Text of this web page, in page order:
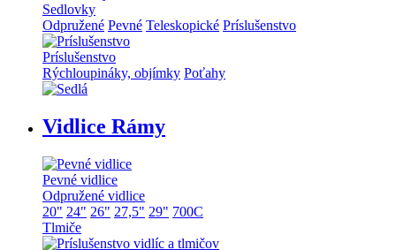
Sedlovky
Odpružené Pevné Teleskopické Príslušenstvo
Príslušenstvo
Rýchloupináky, objímky Poťahy
Vidlice Rámy
Pevné vidlice
Odpružené vidlice
20" 24" 26" 27,5" 29" 700C
Tlmiče